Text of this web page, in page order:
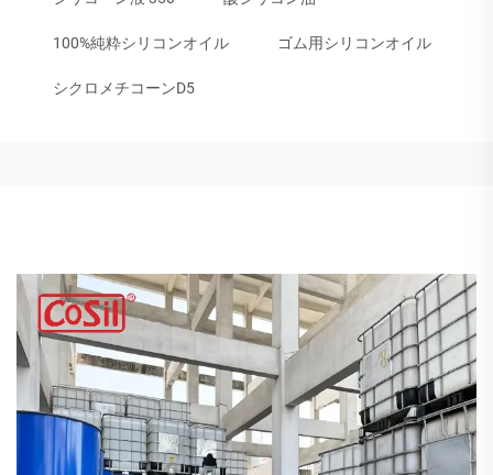
100%純粋シリコンオイル ゴム用シリコンオイル
シクロメチコーンD5